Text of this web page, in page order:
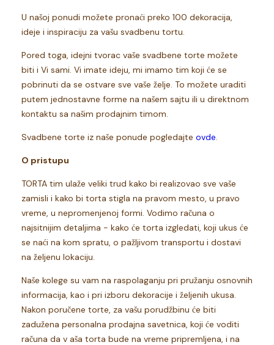
U našoj ponudi možete pronaći preko 100 dekoracija,
ideje i inspiraciju za vašu svadbenu tortu.
Pored toga, idejni tvorac vaše svadbene torte možete
biti i Vi sami. Vi imate ideju, mi imamo tim koji će se
pobrinuti da se ostvare sve vaše želje. To možete uraditi
putem jednostavne forme na našem sajtu ili u direktnom
kontaktu sa našim prodajnim timom.
Svadbene torte iz naše ponude pogledajte ovde.
O pristupu
TORTA tim ulaže veliki trud kako bi realizovao sve vaše
zamisli i kako bi torta stigla na pravom mesto, u pravo
vreme, u nepromenjenoj formi. Vodimo računa o
najsitnijim detaljima - kako će torta izgledati, koji ukus će
se naći na kom spratu, o pažljivom transportu i dostavi
na željenu lokaciju.
Naše kolege su vam na raspolaganju pri pružanju osnovnih
informacija, kao i pri izboru dekoracije i željenih ukusa.
Nakon poručene torte, za vašu porudžbinu će biti
zadužena personalna prodajna savetnica, koji će voditi
računa da v aša torta bude na vreme pripremljena, i na